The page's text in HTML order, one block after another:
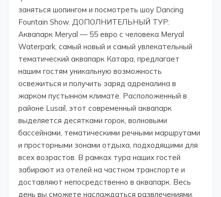
заняться шопингом и посмотреть шоу Dancing
Fountain Show. ДОПОЛНИТЕЛЬНЫЙ ТУР:
Аквапарк Meryal — 55 евро с человека Meryal
Waterpark, самый новый и самый увлекательный
тематический аквапарк Катара, предлагает
нашим гостям уникальную возможность
освежиться и получить заряд адреналина в
жарком пустынном климате. Расположенный в
районе Lusail, этот современный аквапарк
выделяется десятками горок, волновыми
бассейнами, тематическими речными маршрутами
и просторными зонами отдыха, подходящими для
всех возрастов. В рамках тура наших гостей
забирают из отелей на частном транспорте и
доставляют непосредственно в аквапарк. Весь
день вы сможете наслаждаться развлечениями,